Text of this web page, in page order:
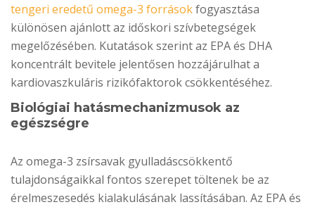
tengeri eredetű omega-3 forrásokfogyasztása
különösen ajánlott az időskori szívbetegségek
megelőzésében. Kutatások szerint az EPA és DHA
koncentrált bevitele jelentősen hozzájárulhat a
kardiovaszkuláris rizikófaktorok csökkentéséhez.
Biológiai hatásmechanizmusok az
egészségre
Az omega-3 zsírsavak gyulladáscsökkentő
tulajdonságaikkal fontos szerepet töltenek be az
érelmeszesedés kialakulásának lassításában. Az EPA és